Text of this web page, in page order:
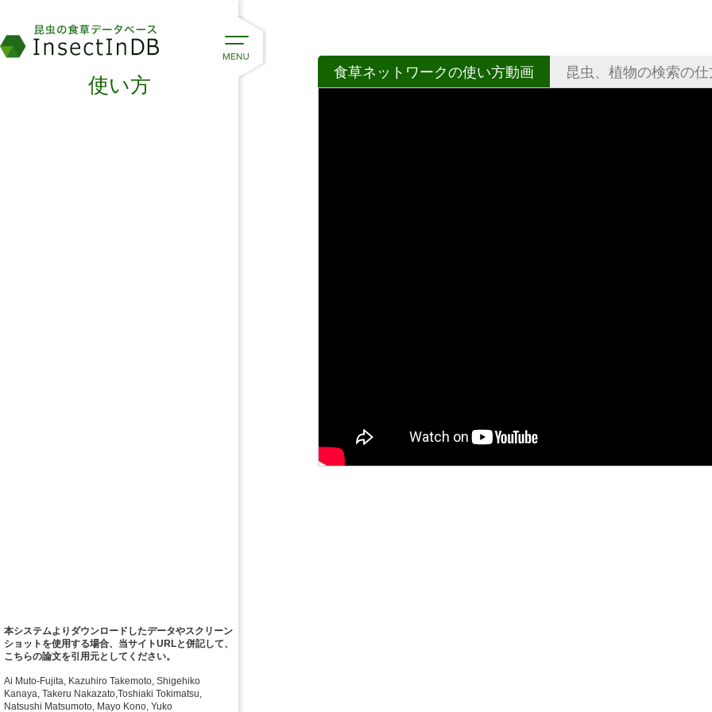
食草ネットワークの使い方動画 昆虫、植物の検索の
使い方
本システムよりダウンロードしたデータやスクリーン
ショットを使用する場合、当サイトURLと併記して、
こちらの論文を引用元としてください。
Ai Muto-Fujita, Kazuhiro Takemoto, Shigehiko
Kanaya, Takeru Nakazato,Toshiaki Tokimatsu,
Natsushi Matsumoto, Mayo Kono, Yuko